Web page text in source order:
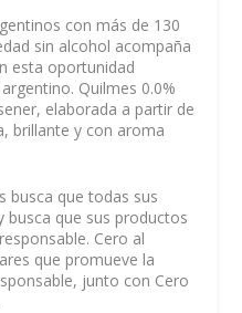
con más de 130
sin alcohol acompaña
esta oportunidad
Quilmes 0.0%
elaborada a partir de
brillante y con aroma
busca que todas sus
busca que sus productos
Cero al
que promueve la
junto con Cero